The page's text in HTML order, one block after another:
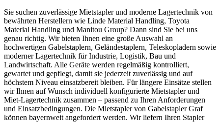
Sie suchen zuverlässige Mietstapler und moderne Lagertechnik von
bewährten Herstellern wie Linde Material Handling, Toyota
Material Handling und Manitou Group? Dann sind Sie bei uns
genau richtig. Wir bieten Ihnen eine große Auswahl an
hochwertigen Gabelstaplern, Geländestaplern, Teleskopladern sowie
moderner Lagertechnik für Industrie, Logistik, Bau und
Landwirtschaft. Alle Geräte werden regelmäßig kontrolliert,
gewartet und gepflegt, damit sie jederzeit zuverlässig und auf
höchstem Niveau einsatzbereit bleiben. Für längere Einsätze stellen
wir Ihnen auf Wunsch individuell konfigurierte Mietstapler und
Miet-Lagertechnik zusammen – passend zu Ihren Anforderungen
und Einsatzbedingungen. Die Mietstapler von Gabelstapler Graf
können bayernweit angefordert werden. Wir liefern Ihren Stapler